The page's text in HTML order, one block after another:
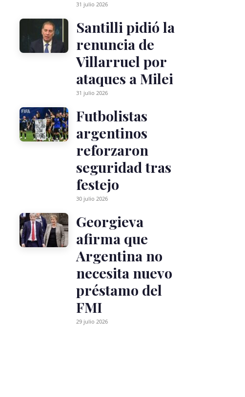
31 julio 2026
Santilli pidió la
renuncia de
Villarruel por
ataques a Milei
31 julio 2026
Futbolistas
argentinos
reforzaron
seguridad tras
festejo
30 julio 2026
Georgieva
afirma que
Argentina no
necesita nuevo
préstamo del
FMI
29 julio 2026